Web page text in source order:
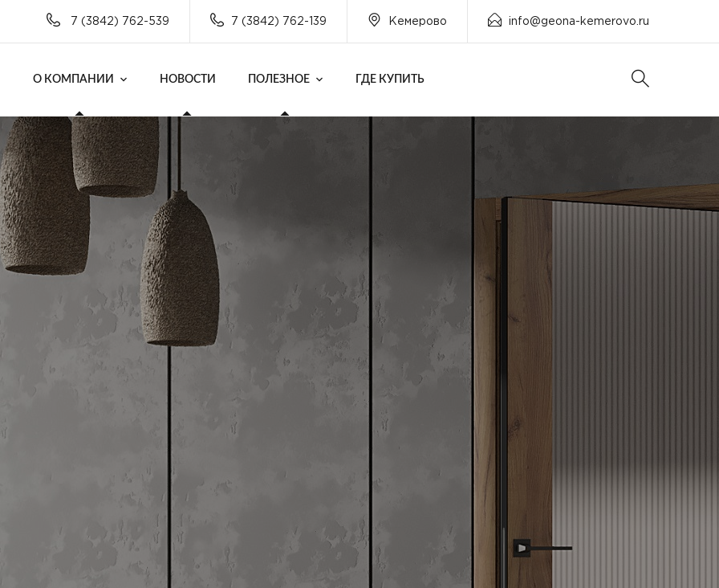
7 (3842) 762-539 7 (3842) 762-139 Кемерово info@geona-kemerovo.ru
О КОМПАНИИ НОВОСТИ ПОЛЕЗНОЕ ГДЕ КУПИТЬ